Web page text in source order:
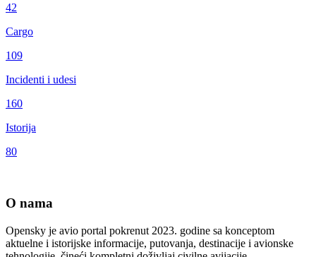
42
Cargo
109
Incidenti i udesi
160
Istorija
80
O nama
Opensky je avio portal pokrenut 2023. godine sa konceptom
aktuelne i istorijske informacije, putovanja, destinacije i avionske